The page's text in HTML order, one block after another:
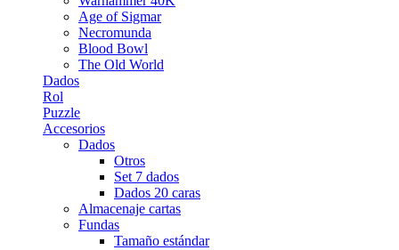
Age of Sigmar
Necromunda
Blood Bowl
The Old World
Dados
Rol
Puzzle
Accesorios
Dados
Otros
Set 7 dados
Dados 20 caras
Almacenaje cartas
Fundas
Tamaño estándar